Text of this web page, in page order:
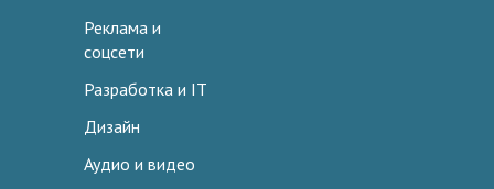
Реклама и
соцсети
Разработка и IT
Дизайн
Аудио и видео